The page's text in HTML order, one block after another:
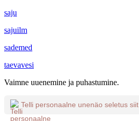
saju
sajuilm
sademed
taevavesi
Vaimne uuenemine ja puhastumine.
Telli personaalne unenäo seletus siit